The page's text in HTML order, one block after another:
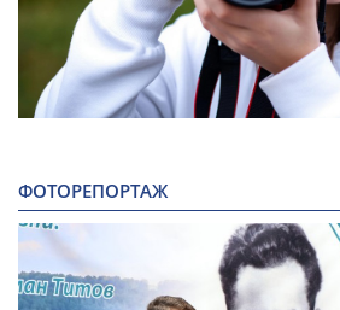
ФОТОРЕПОРТАЖ